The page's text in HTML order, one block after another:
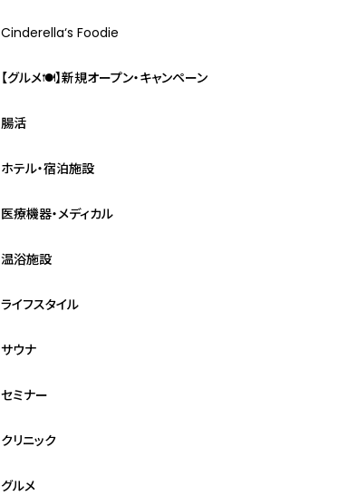
Cinderella‘s Foodie
【グルメ🍽】新規オープン・キャンペーン
腸活
ホテル・宿泊施設
医療機器・メディカル
温浴施設
ライフスタイル
サウナ
セミナー
クリニック
グルメ